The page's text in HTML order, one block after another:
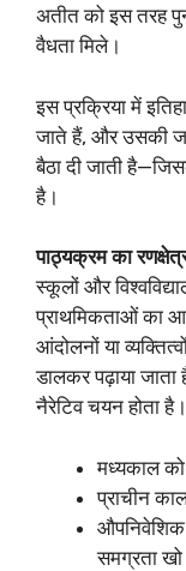
अतीत को इस तरह
वैधता मिले।
इस प्रक्रिया में
जाते हैं, और उसकी
बैठा दी जाती
है।
पाठ्यक्रम का
स्कूलों और
प्राथमिकताओं का
आंदोलनों या
डालकर पढ़ाया जाता
नैरेटिव चयन होता
मध्यकाल को
प्राचीन
औपनिवेशिक
समग्रता